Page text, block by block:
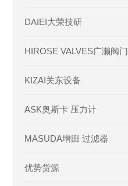
DAIEI大荣技研
HIROSE VALVES广濑阀门
KIZAI关东设备
ASK奥斯卡 压力计
MASUDA增田 过滤器
优势货源